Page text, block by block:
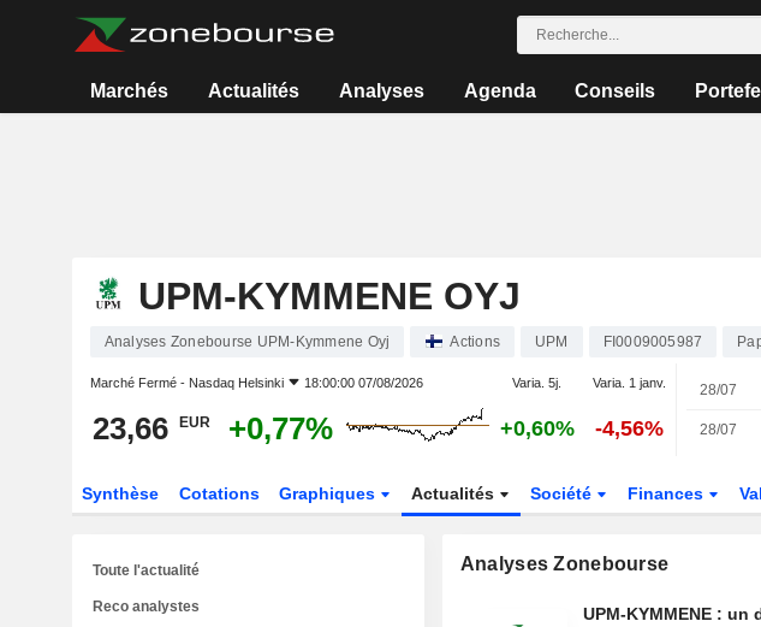
Marchés Actualités Analyses Agenda Conseils
UPM-KYMMENE OYJ
Analyses Zonebourse UPM-Kymmene Oyj Actions UPM FI0009005987
Marché Fermé - Nasdaq Helsinki 18:00:00 07/08/2026 Varia. 5j. Varia. 1 janv.
23,66 EUR +0,77% +0,60% -4,56%
28/07
28/07
Synthèse Cotations Graphiques Actualités Société Finances
Analyses Zonebourse
UPM-KYMMENE : un deuxième trimestre décevant
Toute l'actualité
Reco analystes